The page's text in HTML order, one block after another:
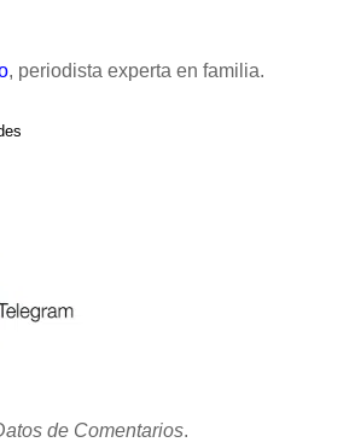
, periodista experta en familia.
de Comentarios.